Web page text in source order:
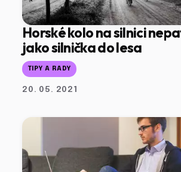
Horské kolo na silnici
jako silnička do lesa
TIPY A RADY
20. 05. 2021